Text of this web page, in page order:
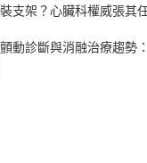
支架？心臟科權威張其
動診斷與消融治療趨勢